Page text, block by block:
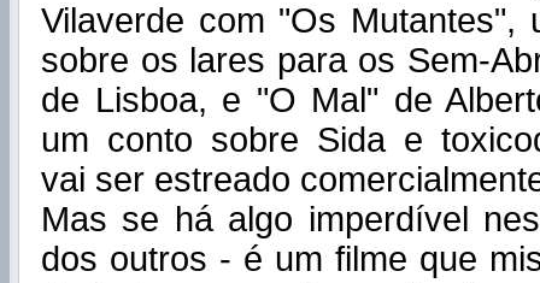
Vilaverde com "Os Mutantes",
sobre os lares para os Sem-
de Lisboa, e "O Mal" de
um conto sobre Sida e
vai ser estreado
Mas se há algo imperdível
dos outros - é um filme que